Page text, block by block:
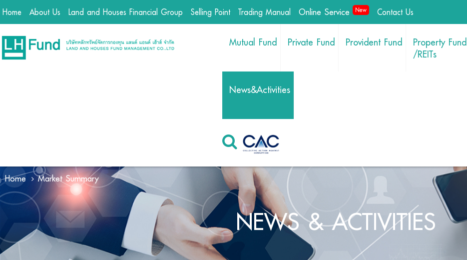
Home About Us Land and Houses Financial Group Selling Point Trading Manual Online Service New Contact Us
Mutual Fund Private Fund Provident Fund Property Fund
/REITs
News&Activities
NEWS & ACTIVITIES
Home Market Summary